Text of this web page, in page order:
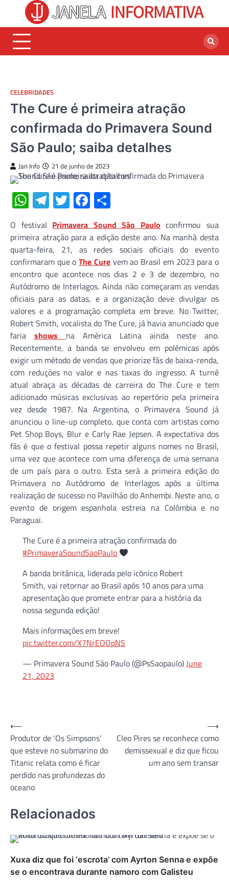
content
CELEBRIDADES
The Cure é primeira atração
confirmada do Primavera Sound
São Paulo; saiba detalhes
Jan Info 21 de junho de 2023
WhatsApp
Telegram
TwitterFacebook
O festival Primavera Sound São Paulo confirmou sua
primeira atração para a edição deste ano. Na manhã desta
quarta-feira, 21, as redes sociais oficiais do evento
confirmaram que oThe Curevem ao Brasil em 2023 para o
encontro que acontece nos dias 2 e 3 de dezembro, no
Autódromo de Interlagos. Ainda não começaram as vendas
oficiais para as datas, e a organização deve divulgar os
valores e a programação completa em breve. No Twitter,
Robert Smith, vocalista do The Cure, já havia anunciado que
faria shows
na América Latina ainda neste ano.
Recentemente, a banda se envolveu em polêmicas após
exigir um método de vendas que priorize fãs de baixa-renda,
com reduções no valor e nas taxas do ingresso. A turnê
atual abraça as décadas de carreira do The Cure e tem
adicionado músicas exclusivas ao repertório pela primeira
vez desde 1987. Na Argentina, o Primavera Sound já
anunciou o line-up completo, que conta com artistas como
Pet Shop Boys, Blur e Carly Rae Jepsen. A expectativa dos
fãs é que o festival possa repetir alguns nomes no Brasil,
uma vez que acontece com uma diferença de uma semana
de um país para o outro. Esta será a primeira edição do
Primavera no Autódromo de Interlagos após a última
realização de sucesso no Pavilhão do Anhembi. Neste ano, o
evento de origem espanhola estreia na Colômbia e no
Paraguai.
The Cure é a primeira atração confirmada do
#PrimaveraSoundSaoPaulo
A banda britânica, liderada pelo icônico Robert
Smith, vai retornar ao Brasil após 10 anos para uma
apresentação que promete entrar para a história da
nossa segunda edição!
Mais informações em breve!
pic.twitter.com/X7NrEOOpNS
— Primavera Sound São Paulo (@PsSaopaulo)June
21, 2023
Navegação
de
Post
⟵
Produtor de ‘Os Simpsons’
que esteve no submarino do
Titanic relata como é ficar
perdido nas profundezas do
oceano
Cleo Pires se reconhece como
demissexual e diz que ficou
um ano sem transar
⟶
Relacionados
Xuxa diz que foi ‘escrota’ com Ayrton Senna e expõe
se o encontrava durante namoro com Galisteu